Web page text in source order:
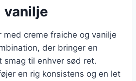
vanilje
med creme fraiche og vanilje
der bringer en
til enhver sød ret.
en rig konsistens og en let